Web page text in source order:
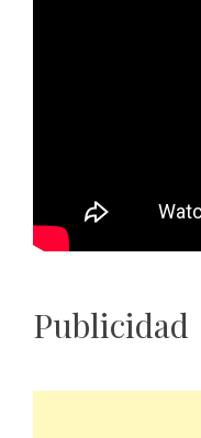
Publicidad